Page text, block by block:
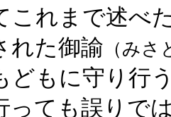
れまで述べ
れた御諭 （みさ
どもに守り行
っても誤りで